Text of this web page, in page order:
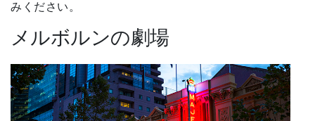
みください。
メルボルンの劇場